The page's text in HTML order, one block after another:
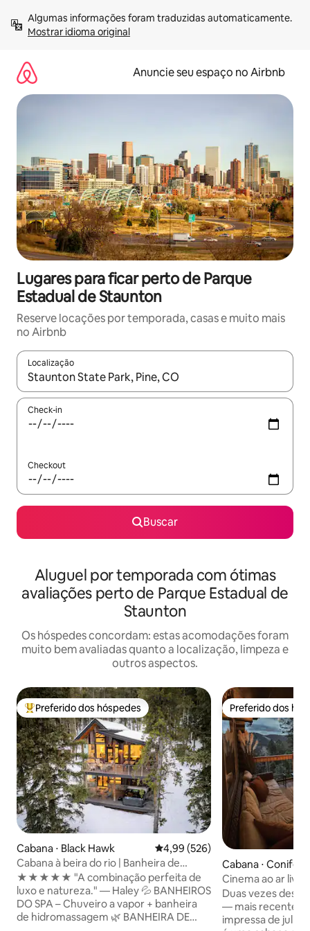
para
Mostrar idioma original
Anuncie seu espaço no Airbnb
Lugares para ficar perto de Parque
Estadual de Staunton
Reserve locações por temporada, casas e muito mais
no Airbnb
Localização
Quando os resultados estiverem disponíveis, explore-os
Check-in
Checkout
Buscar
Aluguel por temporada com ótimas
avaliações perto de Parque Estadual de
Staunton
Os hóspedes concordam: estas acomodações foram
muito bem avaliadas quanto a localização, limpeza e
outros aspectos.
Entre os melhores preferidos dos hóspedes
Preferido dos hóspedes
Cabana ⋅ Black Hawk 4,99 de uma avaliação média de
4,99 (526)
Cabana à beira do rio | Banheira de
hidromassagem, fogueira, chuveiro a
vapor
★★★★★ "A combinação perfeita de
luxo e natureza." — Haley 💦 BANHEIROS
DO SPA – Chuveiro a vapor + banheira
de hidromassagem 🌿 BANHEIRA DE
Preferido dos
Preferido dos
Cabana ⋅ Conifer
Cinema ao ar
hidromassagem |
restaurada
Duas vezes
— mais
impressa de julho